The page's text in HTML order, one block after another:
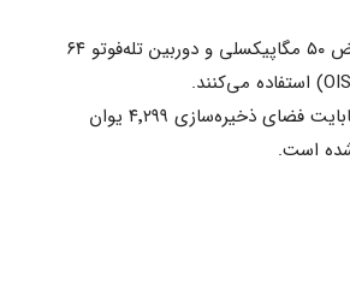
گوشی جدید نوبیا به دوربین اصلی ۵۰ مگاپیکسلی و دوربین فوق‌عریض ۵۰ مگاپیکسلی و دوربین تله‌فوتو ۶۴
قیمت گوشی Z60 اولترا در کانفیگ پایه با ۱۲ گیگابایت رم و ۲۵۶ گیگابایت فضای ذخیره‌سازی ۴٬۲۹۹ یوان